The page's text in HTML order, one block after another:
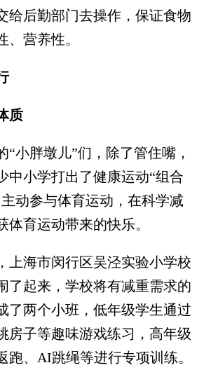
给后勤部门去操作，保证食物
、营养性。
质
胖墩儿”们，除了管住嘴，
中小学打出了健康运动“组合
动参与体育运动，在科学减
体育运动带来的快乐。
海市闵行区吴泾实验小学校
了起来，学校将有减重需求的
了两个小班，低年级学生通过
房子等趣味游戏练习，高年级
跑、AI跳绳等进行专项训练。